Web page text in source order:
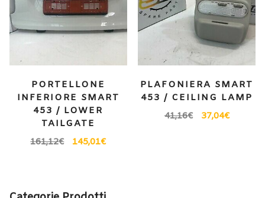
PORTELLONE
INFERIORE SMART
453 / LOWER
TAILGATE
161,12€ 145,01€
PLAFONIERA SMART
453 / CEILING LAMP
41,16€ 37,04€